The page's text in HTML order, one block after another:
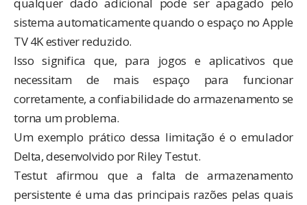
sistema automaticamente quando o espaço no Apple
TV 4K estiver reduzido.
Isso significa que, para jogos e aplicativos que
necessitam de mais espaço para funcionar
corretamente, a confiabilidade do armazenamento se
torna um problema.
Um exemplo prático dessa limitação é oemulador
Delta, desenvolvido por Riley Testut.
Testut afirmou que a falta de armazenamento
persistente é uma das principais razões pelas quais